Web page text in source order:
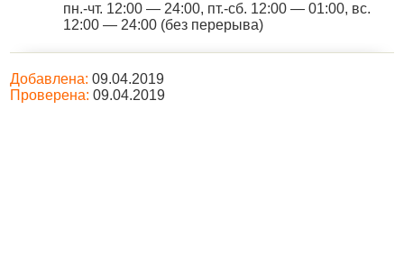
пн.-чт. 12:00 — 24:00, пт.-сб. 12:00 — 01:00, вс.
12:00 — 24:00 (без перерыва)
Добавлена: 09.04.2019
Проверена: 09.04.2019